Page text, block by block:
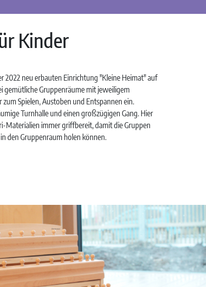
Kinder
2022 neu erbauten Einrichtung "Kleine Heimat" auf
gemütliche Gruppenräume mit jeweiligem
zum Spielen, Austoben und Entspannen ein.
Turnhalle und einen großzügigen Gang. Hier
Materialien immer griffbereit, damit die Gruppen
den Gruppenraum holen können.